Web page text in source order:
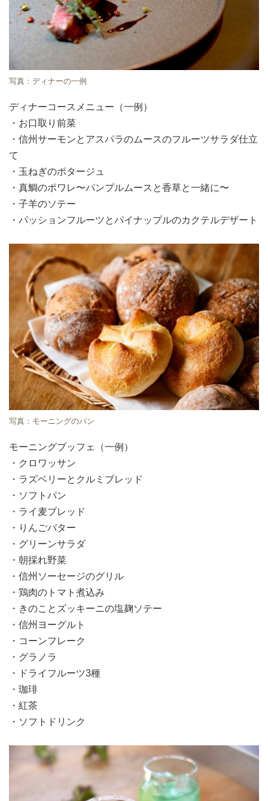
写真：ディナーの一例
ディナーコースメニュー（一例）
・お口取り前菜
・信州サーモンとアスパラのムースのフルーツサラダ仕立
て
・玉ねぎのポタージュ
・真鯛のポワレ〜パンプルムースと香草と一緒に〜
・子羊のソテー
・パッションフルーツとパイナップルのカクテルデザート
写真：モーニングのパン
モーニングブッフェ（一例）
・クロワッサン
・ラズベリーとクルミブレッド
・ソフトパン
・ライ麦ブレッド
・りんごバター
・グリーンサラダ
・朝採れ野菜
・信州ソーセージのグリル
・鶏肉のトマト煮込み
・きのことズッキーニの塩麹ソテー
・信州ヨーグルト
・コーンフレーク
・グラノラ
・ドライフルーツ3種
・珈琲
・紅茶
・ソフトドリンク